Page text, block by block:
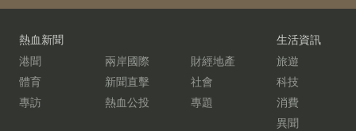
熱血新聞
港聞
兩岸國際
財經地產
體育
新聞直擊
社會
專訪
熱血公投 專題
生活資訊
旅遊
科技
消費
異聞